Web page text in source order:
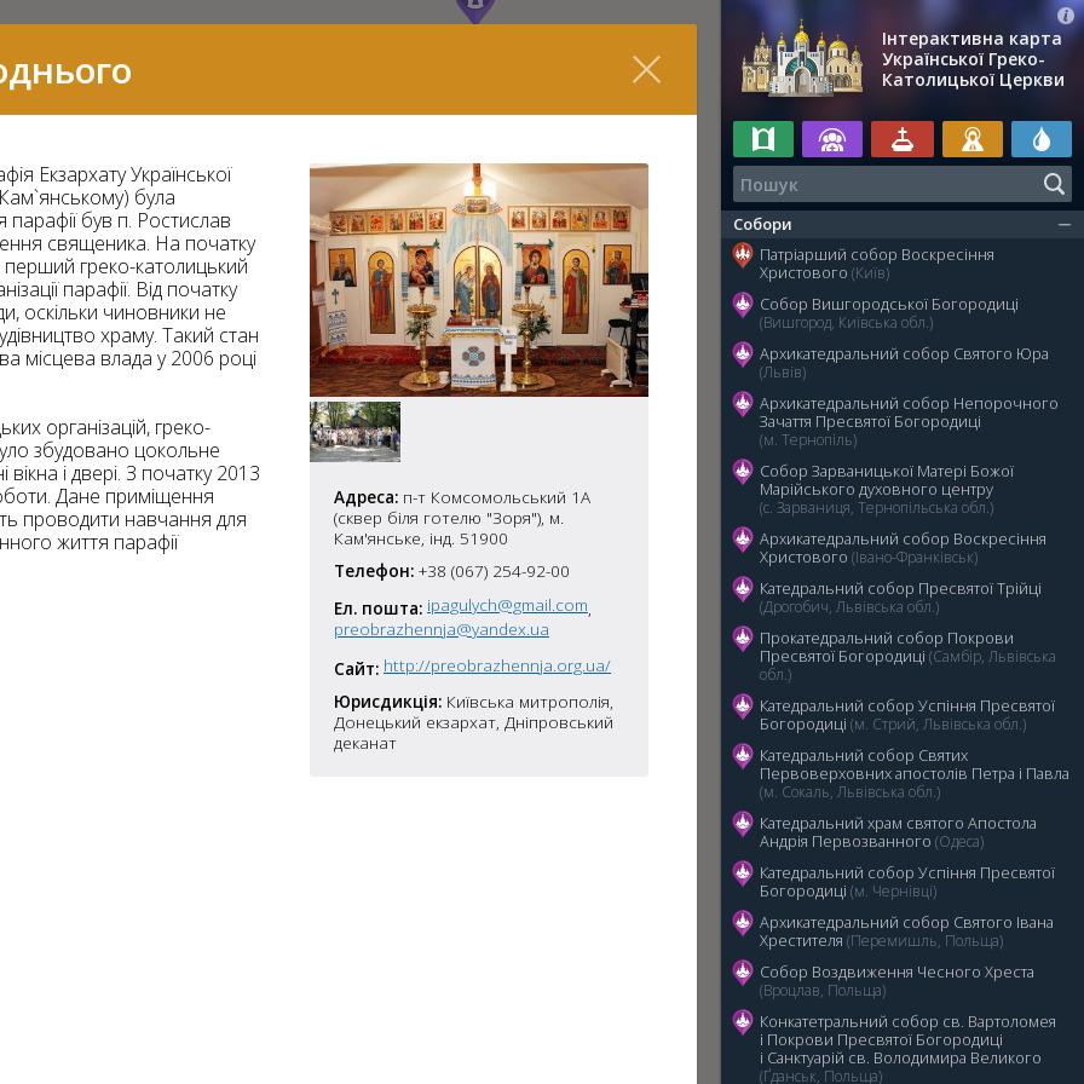
Інтерактивна карта
Української Греко-
Католицької Церкви
Собори
Патріарший собор Воскресіння
Христового (Київ)
Собор Вишгородської Богородиці
(Вишгород, Київська обл.)
Архикатедральний собор Святого Юра
(Львів)
Архикатедральний собор Непорочного
Зачаття Пресвятої Богородиці
(м. Тернопіль)
Собор Зарваницької Матері Божої
Марійського духовного центру
(с. Зарваниця, Тернопільська обл.)
Архикатедральний собор Воскресіння
Христового (Івано-Франківськ)
Катедральний собор Пресвятої Трійці
(Дрогобич, Львівська обл.)
Прокатедральний собор Покрови
Пресвятої Богородиці (Самбір, Львівська
обл.)
Катедральний cобор Успіння Пресвятої
Богородиці (м. Стрий, Львівська обл.)
Катедральний собор Святих
Первоверховних апостолів Петра і Павла
(м. Сокаль, Львівська обл.)
Катедральний храм святого Апостола
Андрія Первозванного (Одеса)
Катедральний собор Успіння Пресвятої
Богородиці (м. Чернівці)
Архикатедральний собор Святого Івана
Хрестителя (Перемишль, Польща)
Собор Воздвиження Чесного Хреста
(Вроцлав, Польща)
Конкатетральний собор св. Вартоломея
і Покрови Пресвятої Богородиці
i Санктуарій св. Володимира Великого
(Ґданськ, Польща)
Адреса: п-т Комсомольський 1А
(сквер біля готелю "Зоря"), м.
Кам'янське, інд. 51900
Телефон: +38 (067) 254-92-00
Ел. пошта: ipagulych@gmail.com
preobrazhennja@yandex.ua
Сайт: http://preobrazhennja.org.ua/
Юрисдикція: Київська митрополія,
Донецький екзархат, Дніпровський
деканат
Екзархату Української
була
був п. Ростислав
священика. На початку
греко-католицький
парафії. Від початку
оскільки чиновники не
храму. Такий стан
місцева влада у 2006 році
організацій, греко-
збудовано цокольне
і двері. З початку 2013
Дане приміщення
проводити навчання для
життя парафії
37
8
7
10
5
2